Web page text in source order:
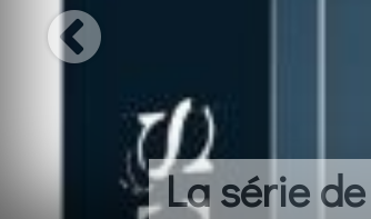
La série